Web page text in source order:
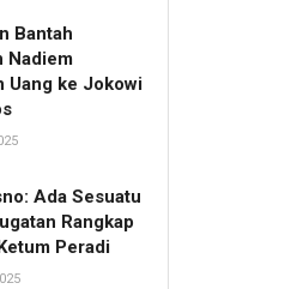
Bantah
Nadiem
Uang ke Jokowi
Ada Sesuatu
Rangkap
Peradi